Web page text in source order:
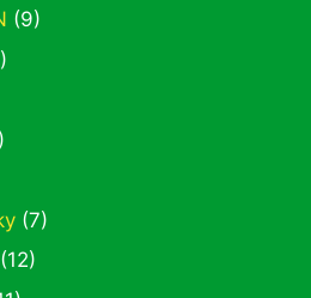
(9)
(7)
(12)